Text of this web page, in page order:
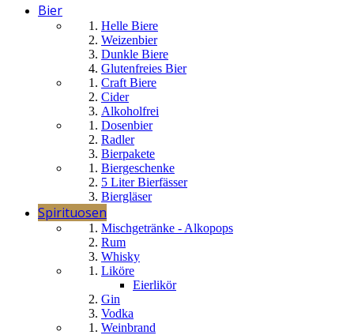
Bier
Helle Biere
Weizenbier
Dunkle Biere
Glutenfreies Bier
Craft Biere
Cider
Alkoholfrei
Dosenbier
Radler
Bierpakete
Biergeschenke
5 Liter Bierfässer
Biergläser
Spirituosen
Mischgetränke - Alkopops
Rum
Whisky
Liköre
Eierlikör
Gin
Vodka
Weinbrand